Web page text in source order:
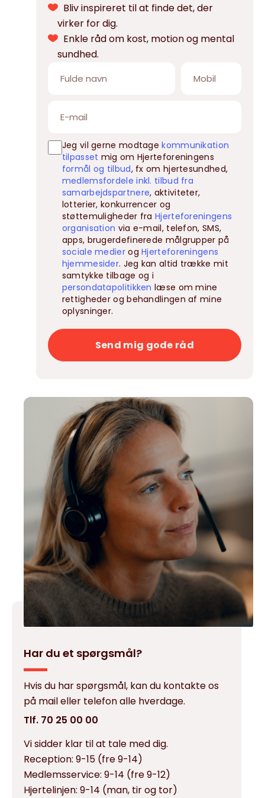
Bliv inspireret til at finde det, der
virker for dig.
Enkle råd om kost, motion og mental
sundhed.
Jeg vil gerne modtagekommunikation
tilpasset mig om Hjerteforeningens
formål og tilbud, fx om hjertesundhed,
medlemsfordele inkl. tilbud fra
samarbejdspartnere, aktiviteter,
lotterier, konkurrencer og
støttemuligheder fraHjerteforeningens
organisation via e-mail, telefon, SMS,
apps, brugerdefinerede målgrupper på
sociale medierogHjerteforeningens
hjemmesider. Jeg kan altid trække mit
samtykke tilbage og i
persondatapolitikken læse om mine
rettigheder og behandlingen af mine
oplysninger.
Send mig gode råd
Har du et spørgsmål?
Hvis du har spørgsmål, kan du kontakte os
på mail eller telefon alle hverdage.
Tlf. 70 25 00 00
Vi sidder klar til at tale med dig.
Reception: 9-15 (fre 9-14)
Medlemsservice: 9-14 (fre 9-12)
Hjertelinjen: 9-14 (man, tir og tor)